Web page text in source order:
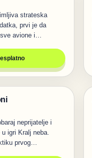
strateska
prvi je da
avione i…
neprijatelje i
igri Kralj neba.
prvog…